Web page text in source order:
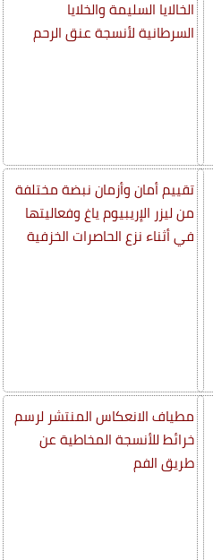
الخالايا السليمة والخلايا
السرطانية لأنسجة عنق الرحم
تقييم أمان وأزمان نبضة مختلفة
من ليزر الإريبيوم ياغ وفعاليتها
في أثناء نزع الحاصرات الخزفية
مطياف الانعكاس المنتشر لرسم
خرائط للأنسجة المخاطية عن
طريق الفم